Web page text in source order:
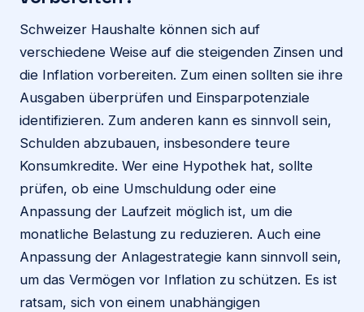
Schweizer Haushalte können sich auf
verschiedene Weise auf die steigenden Zinsen und
die Inflation vorbereiten. Zum einen sollten sie ihre
Ausgaben überprüfen und Einsparpotenziale
identifizieren. Zum anderen kann es sinnvoll sein,
Schulden abzubauen, insbesondere teure
Konsumkredite. Wer eine Hypothek hat, sollte
prüfen, ob eine Umschuldung oder eine
Anpassung der Laufzeit möglich ist, um die
monatliche Belastung zu reduzieren. Auch eine
Anpassung der Anlagestrategie kann sinnvoll sein,
um das Vermögen vor Inflation zu schützen. Es ist
ratsam, sich von einem unabhängigen